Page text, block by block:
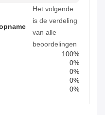
Het volgende
is de verdeling
van alle
beoordelingen
100%
0%
0%
0%
0%